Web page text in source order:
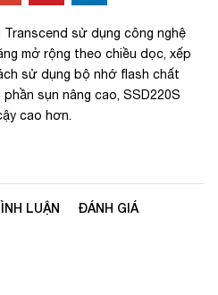
Transcend sử dụng công nghệ
mở rộng theo chiều dọc, xếp
sử dụng bộ nhớ flash chất
sụn nâng cao, SSD220S
cao hơn.
LUẬN ĐÁNH GIÁ